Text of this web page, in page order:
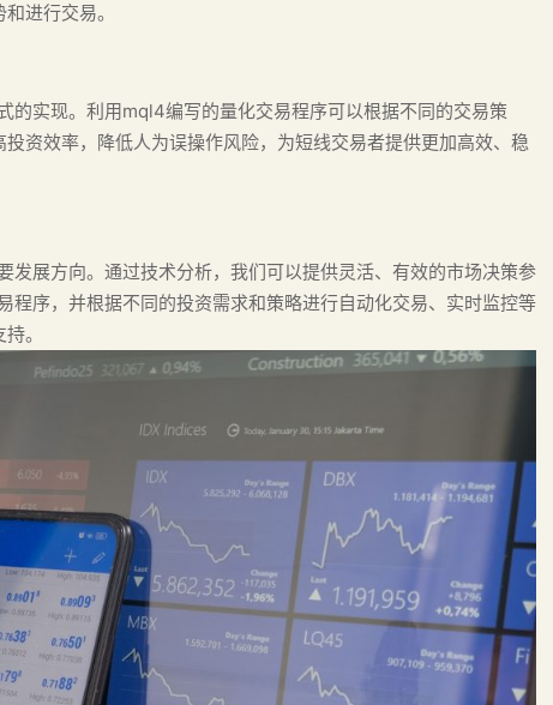
进行交易。
实现。利用mql4编写的量化交易程序可以根据不同的交易策
资效率，降低人为误操作风险，为短线交易者提供更加高效、稳
展方向。通过技术分析，我们可以提供灵活、有效的市场决策参
序，并根据不同的投资需求和策略进行自动化交易、实时监控等
。